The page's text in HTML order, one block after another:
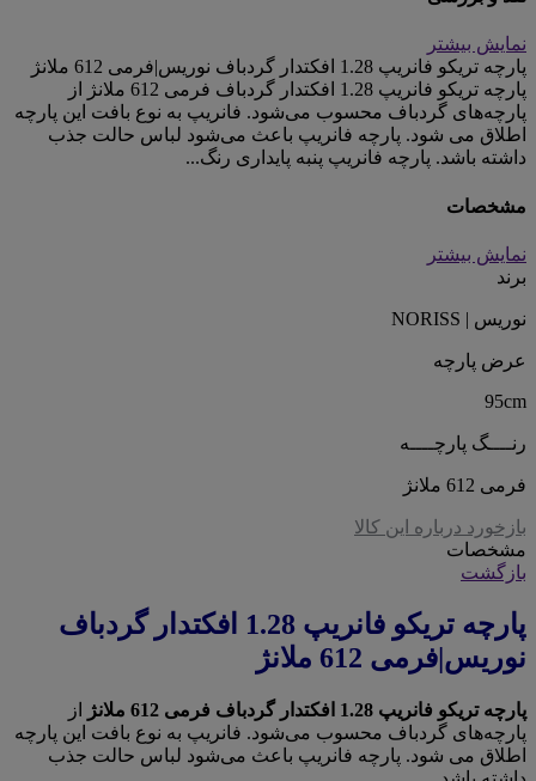
نمایش بیشتر
پارچه تریکو فانریپ 1.28 افکتدار گردباف نوریس|فرمی 612 ملانژ
پارچه تریکو فانریپ 1.28 افکتدار گردباف فرمی 612 ملانژ از
پارچه‌های گردباف محسوب می‌شود. فانریپ به نوع بافت این پارچه
اطلاق می شود. پارچه فانریپ باعث می‌شود لباس حالت جذب
داشته باشد. پارچه فانریپ پنبه پایداری رنگ...
مشخصات
نمایش بیشتر
برند
نوریس | NORISS
عرض پارچه
95cm
رنــــگ پارچــــه
فرمی 612 ملانژ
بازخورد درباره این کالا
مشخصات
بازگشت
پارچه تریکو فانریپ 1.28 افکتدار گردباف
نوریس|فرمی 612 ملانژ
پارچه تریکو فانریپ 1.28 افکتدار گردباف فرمی 612 ملانژ
از
پارچه‌های گردباف محسوب می‌شود. فانریپ به نوع بافت این پارچه
اطلاق می شود. پارچه فانریپ باعث می‌شود لباس حالت جذب